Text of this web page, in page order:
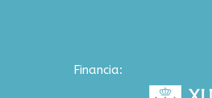
Financia: